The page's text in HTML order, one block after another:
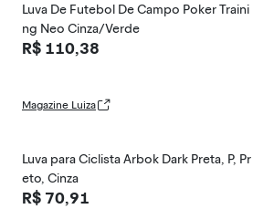
Luva De Futebol De Campo Poker Traini
ng Neo Cinza/Verde
R$ 110,38
Magazine Luiza
Luva para Ciclista Arbok Dark Preta, P, Pr
eto, Cinza
R$ 70,91